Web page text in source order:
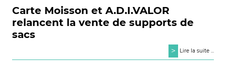
Carte Moisson et A.D.I.VALOR
relancent la vente de supports de
sacs
> Lire la suite ...